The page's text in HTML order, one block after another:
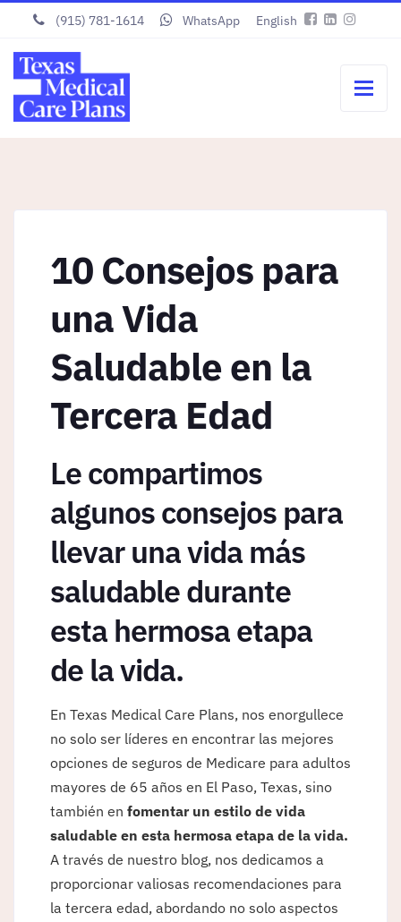
(915) 781-1614 WhatsApp English
10 Consejos para
una Vida
Saludable en la
Tercera Edad
Le compartimos
algunos consejos para
llevar una vida más
saludable durante
esta hermosa etapa
de la vida.
En Texas Medical Care Plans, nos enorgullece
no solo ser líderes en encontrar las mejores
opciones de seguros de Medicare para adultos
mayores de 65 años en El Paso, Texas, sino
también en fomentar un estilo de vida
saludable en esta hermosa etapa de la vida.
A través de nuestro blog, nos dedicamos a
proporcionar valiosas recomendaciones para
la tercera edad, abordando no solo aspectos